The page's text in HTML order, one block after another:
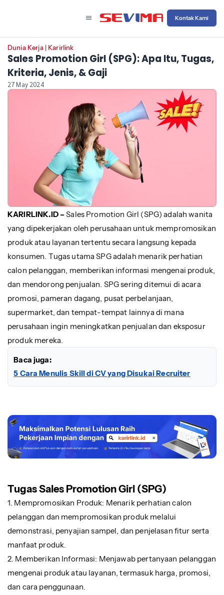
Kontak Kami
Dunia Kerja| Karirlink
Sales Promotion Girl (SPG): Apa Itu, Tugas,
Kriteria, Jenis, & Gaji
27 May 2024
KARIRLINK.ID –Sales Promotion Girl (SPG) adalah wanita
yang dipekerjakan oleh perusahaan untuk mempromosikan
produk atau layanan tertentu secara langsung kepada
konsumen. Tugas utama SPG adalah menarik perhatian
calon pelanggan, memberikan informasi mengenai produk,
dan mendorong penjualan. SPG sering ditemui di acara
promosi, pameran dagang, pusat perbelanjaan,
supermarket, dan tempat-tempat lainnya di mana
perusahaan ingin meningkatkan penjualan dan eksposur
produk mereka.
Baca juga:
5 Cara Menulis Skill di CV yang Disukai Recruiter
Tugas Sales Promotion Girl (SPG)
1. Mempromosikan Produk: Menarik perhatian calon
pelanggan dan mempromosikan produk melalui
demonstrasi, penyajian sampel, dan penjelasan fitur serta
manfaat produk.
2. Memberikan Informasi: Menjawab pertanyaan pelanggan
mengenai produk atau layanan, termasuk harga, promosi,
dan cara penggunaan.